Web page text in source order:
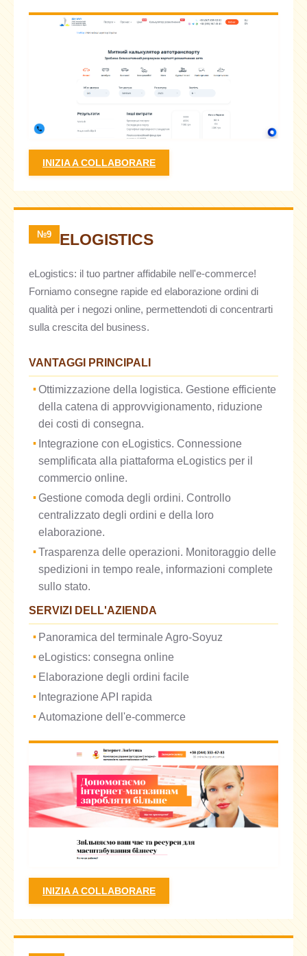
INIZIA A COLLABORARE
№9 ELOGISTICS
eLogistics: il tuo partner affidabile nell'e-commerce!
Forniamo consegne rapide ed elaborazione ordini di
qualità per i negozi online, permettendoti di concentrarti
sulla crescita del business.
VANTAGGI PRINCIPALI
Ottimizzazione della logistica. Gestione efficiente
della catena di approvvigionamento, riduzione
dei costi di consegna.
Integrazione con eLogistics. Connessione
semplificata alla piattaforma eLogistics per il
commercio online.
Gestione comoda degli ordini. Controllo
centralizzato degli ordini e della loro
elaborazione.
Trasparenza delle operazioni. Monitoraggio delle
spedizioni in tempo reale, informazioni complete
sullo stato.
SERVIZI DELL'AZIENDA
Panoramica del terminale Agro-Soyuz
eLogistics: consegna online
Elaborazione degli ordini facile
Integrazione API rapida
Automazione dell'e-commerce
INIZIA A COLLABORARE